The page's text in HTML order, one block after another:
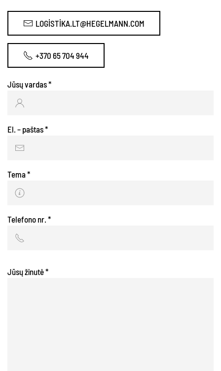
LOGISTIKA.LT@HEGELMANN.COM
+370 65 704 944
Jūsų vardas*
El. – paštas*
Tema*
Telefono nr. *
Jūsų žinutė*